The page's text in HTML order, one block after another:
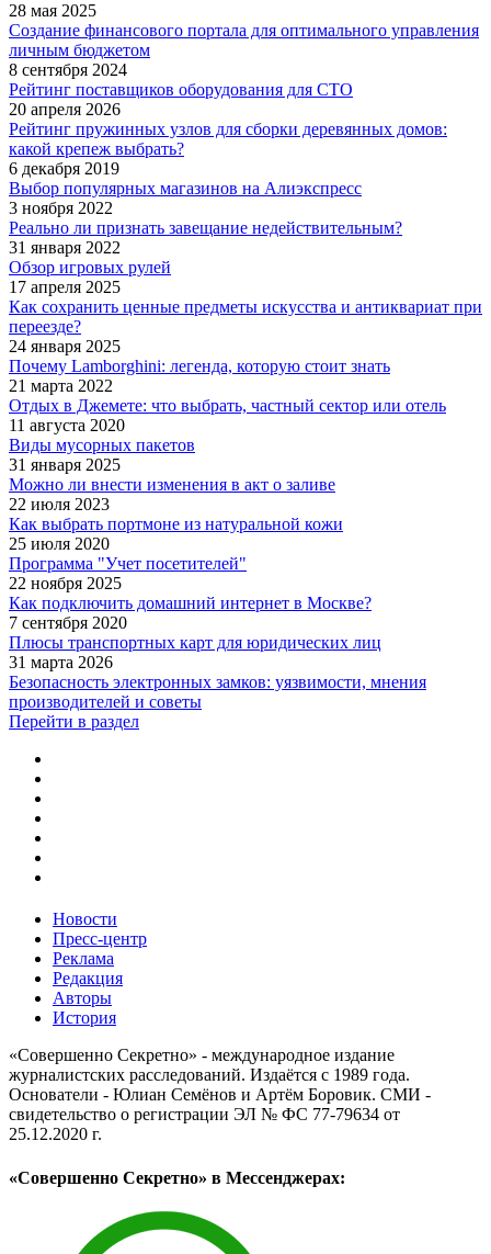
28 мая 2025
Создание финансового портала для оптимального управления
личным бюджетом
8 сентября 2024
Рейтинг поставщиков оборудования для СТО
20 апреля 2026
Рейтинг пружинных узлов для сборки деревянных домов:
какой крепеж выбрать?
6 декабря 2019
Выбор популярных магазинов на Алиэкспресс
3 ноября 2022
Реально ли признать завещание недействительным?
31 января 2022
Обзор игровых рулей
17 апреля 2025
Как сохранить ценные предметы искусства и антиквариат при
переезде?
24 января 2025
Почему Lamborghini: легенда, которую стоит знать
21 марта 2022
Отдых в Джемете: что выбрать, частный сектор или отель
11 августа 2020
Виды мусорных пакетов
31 января 2025
Можно ли внести изменения в акт о заливе
22 июля 2023
Как выбрать портмоне из натуральной кожи
25 июля 2020
Программа "Учет посетителей"
22 ноября 2025
Как подключить домашний интернет в Москве?
7 сентября 2020
Плюсы транспортных карт для юридических лиц
31 марта 2026
Безопасность электронных замков: уязвимости, мнения
производителей и советы
Перейти в раздел
Новости
Пресс-центр
Реклама
Редакция
Авторы
История
«Совершенно Секретно» - международное издание
журналистских расследований. Издаётся с 1989 года.
Основатели - Юлиан Семёнов и Артём Боровик. CМИ -
свидетельство о регистрации ЭЛ № ФС 77-79634 от
25.12.2020 г.
«Совершенно Секретно» в Мессенджерах: